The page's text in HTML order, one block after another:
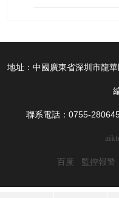
地址：中國廣東省深圳市龍
聯系電話：0755-
百度 監控報警